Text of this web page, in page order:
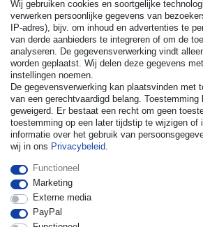
© Copyright 2026 | Alle rechten voorbehouden. -
reserved. Prices incl. VAT. 19% VAT Basic prices
| * Applies to deliveries to the UK!
Wij gebruiken cookies en soortgelijke
verwerken persoonlijke gegevens van
IP-adres), bijv. om inhoud en advertenties te
van derde aanbieders te integreren of om de
analyseren. De gegevensverwerking vindt
worden geplaatst. Wij delen deze gegevens
instellingen noemen.
De gegevensverwerking kan plaatsvinden met
van een gerechtvaardigd belang. Toestemming
geweigerd. Er bestaat een recht om geen
toestemming op een later tijdstip te wijzigen of
informatie over het gebruik van
wij in ons Privacybeleid.
Functioneel
Marketing
Externe media
PayPal
Herroepingsrecht uitoefenen